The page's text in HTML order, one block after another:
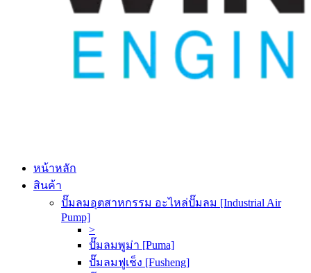
หน้าหลัก
สินค้า
ปั๊มลมอุตสาหกรรม อะไหล่ปั๊มลม [Industrial Air
Pump]
>
ปั๊มลมพูม่า [Puma]
ปั๊มลมฟูเช็ง [Fusheng]